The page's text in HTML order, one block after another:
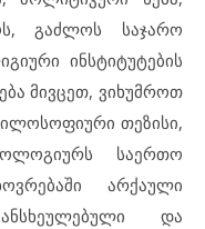
გაძლოს საჯარო
ინსტიტუტების
მივცეთ, ვიხუმროთ
თეზისი,
საერთო
არქაული
და